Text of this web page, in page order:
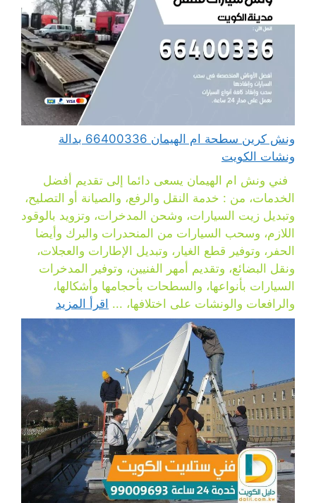
ونش كرين سطحة ام الهيمان 66400336 بدالة
ونشات الكويت
فني ونش ام الهيمان يسعى دائما إلى تقديم أفضل
الخدمات، من : خدمة النقل والرفع، والصيانة أو التصليح،
وتبديل زيت السيارات، وشحن المدخرات، وتزويد بالوقود
اللازم، وسحب السيارات من المنحدرات والبرك وأيضا
الحفر، وتوفير قطع الغيار، وتبديل الإطارات والعجلات،
ونقل البضائع، وتقديم أمهر الفنيين، وتوفير المدخرات
السيارات بأنواعها، والسطحات بأحجامها وأشكالها،
والرافعات والونشات على اختلافها، ... اقرأ المزيد